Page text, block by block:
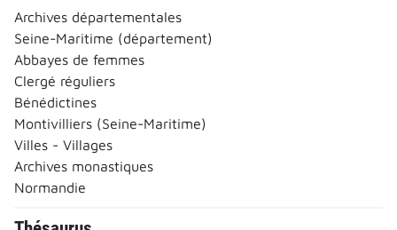
Archives départementales
Seine-Maritime (département)
Abbayes de femmes
Clergé réguliers
Bénédictines
Montivilliers (Seine-Maritime)
Villes - Villages
Archives monastiques
Normandie